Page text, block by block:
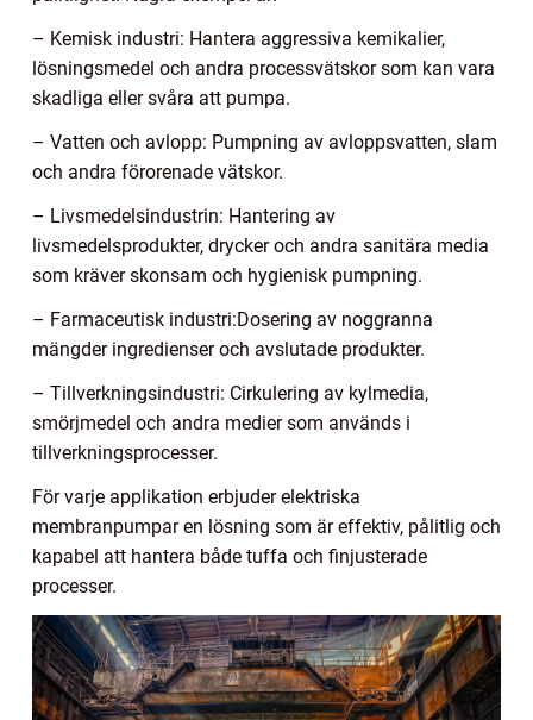
– Kemisk industri: Hantera aggressiva kemikalier,
lösningsmedel och andra processvätskor som kan vara
skadliga eller svåra att pumpa.
– Vatten och avlopp: Pumpning av avloppsvatten, slam
och andra förorenade vätskor.
– Livsmedelsindustrin: Hantering av
livsmedelsprodukter, drycker och andra sanitära media
som kräver skonsam och hygienisk pumpning.
– Farmaceutisk industri:Dosering av noggranna
mängder ingredienser och avslutade produkter.
– Tillverkningsindustri: Cirkulering av kylmedia,
smörjmedel och andra medier som används i
tillverkningsprocesser.
För varje applikation erbjuder elektriska
membranpumpar en lösning som är effektiv, pålitlig och
kapabel att hantera både tuffa och finjusterade
processer.